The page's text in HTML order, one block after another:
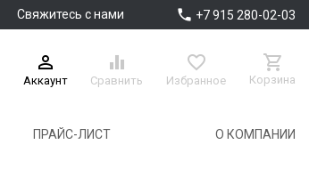
Свяжитесь с нами  +7 915 280-02-03

Аккаунт

Сравнить

Избранное

Корзина
ПРАЙС-ЛИСТ О КОМПАНИИ